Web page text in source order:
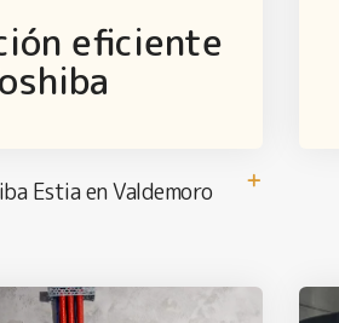
eficiente
Estia en Valdemoro